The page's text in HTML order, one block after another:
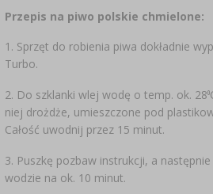
Przepis na piwo polskie chmielone:
1. Sprzęt do robienia piwa dokładnie
Turbo.
2. Do szklanki wlej wodę o temp. ok. 28o
niej drożdże, umieszczone pod
Całość uwodnij przez 15 minut.
3. Puszkę pozbaw instrukcji, a
wodzie na ok. 10 minut.